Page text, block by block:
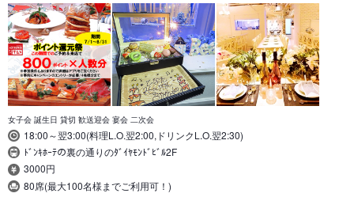
女子会 誕生日 貸切 歓送迎会 宴会 二次会
18:00～翌3:00(料理L.O.翌2:00,ドリンクL.O.翌2:30)
ﾄﾞﾝｷﾎｰﾃの裏の通りのﾀﾞｲﾔﾓﾝﾄﾞﾋﾞﾙ2F
3000円
80席(最大100名様までご利用可！)